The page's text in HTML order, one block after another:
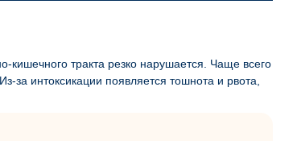
кишечного тракта резко нарушается. Чаще всего
за интоксикации появляется тошнота и рвота,